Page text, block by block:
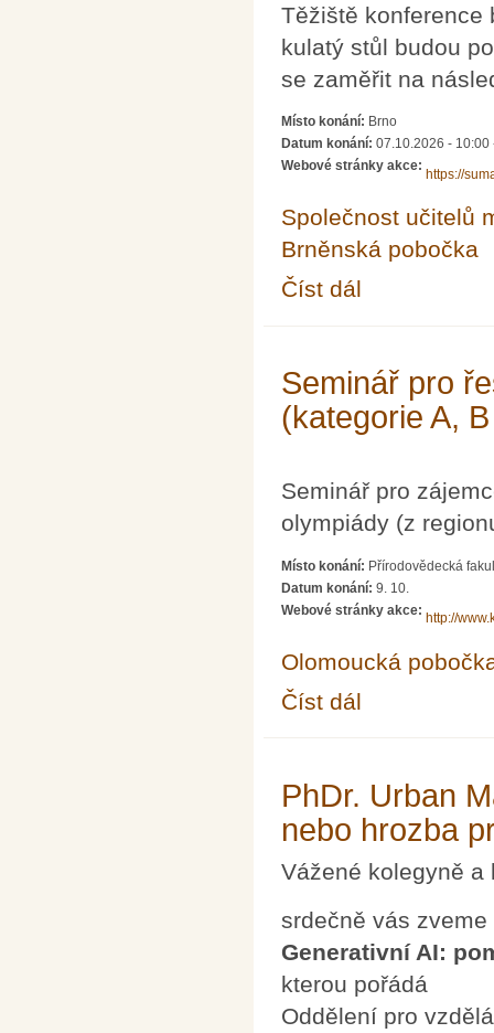
Těžiště konference
kulatý stůl budou
se zaměřit na
Místo konání: Brno
Datum konání: 07.10.2026 - 10:00
Webové stránky akce:
https://
Společnost učitelů
Brněnská pobočka
Číst dál
Seminář pro
(kategorie A,
Seminář pro
olympiády (z
Místo konání: Přírodovědecká
Datum konání: 9. 10.
Webové stránky akce:
http://
Olomoucká
Číst dál
PhDr. Urban
nebo hrozba
Vážené kolegyně a
srdečně vás
Generativní AI:
kterou pořádá
Oddělení pro